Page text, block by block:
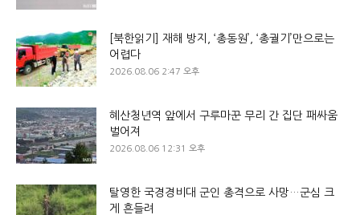
[북한읽기] 재해 방지, ‘총동원’, ‘총궐기’만으로는
어렵다
2026.08.06 2:47 오후
혜산청년역 앞에서 구루마꾼 무리 간 집단 패싸움
벌어져
2026.08.06 12:31 오후
탈영한 국경경비대 군인 총격으로 사망…군심 크
게 흔들려